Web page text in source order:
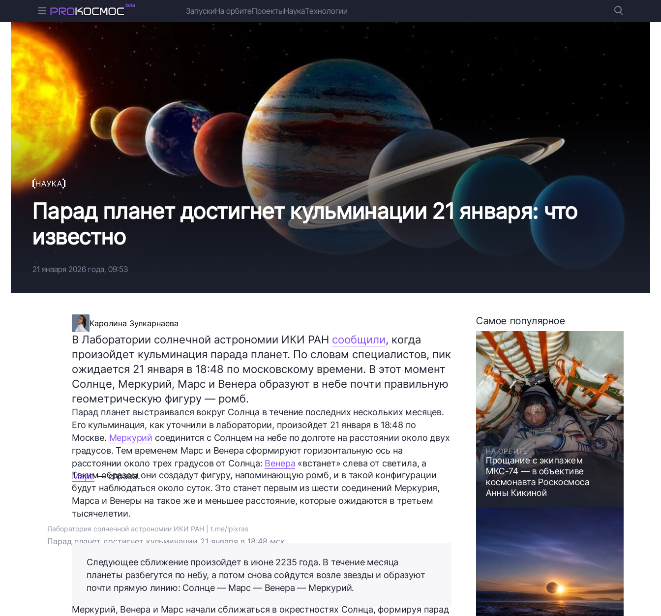
ЗапускиНа орбитеПроектыНаукаТехнологии
НАУКА
Парад планет достигнет кульминации 21 января: что
известно
21 января 2026 года, 09:53
Каролина Зулкарнаева
В Лаборатории солнечной астрономии ИКИ РАН сообщили, когда
произойдет кульминация парада планет. По словам специалистов, пик
ожидается 21 января в 18:48 по московскому времени. В этот момент
Солнце, Меркурий, Марс и Венера образуют в небе почти правильную
геометрическую фигуру — ромб.
Парад планет выстраивался вокруг Солнца в течение последних нескольких месяцев.
Его кульминация, как уточнили в лаборатории, произойдет 21 января в 18:48 по
Москве. Меркурий соединится с Солнцем на небе по долготе на расстоянии около двух
градусов. Тем временем Марс и Венера сформируют горизонтальную ось на
расстоянии около трех градусов от Солнца: Венера «встанет» слева от светила, а
Марс— справа.
Таким образом они создадут фигуру, напоминающую ромб, и в такой конфигурации
будут наблюдаться около суток. Это станет первым из шести соединений Меркурия,
Марса и Венеры на такое же и меньшее расстояние, которые ожидаются в третьем
тысячелетии.
Лаборатория солнечной астрономии ИКИ РАН | t.me/lpixras
Парад планет достигнет кульминации 21 января в 18:48 мск
Следующее сближение произойдет в июне 2235 года. В течение месяца
планеты разбегутся по небу, а потом снова сойдутся возле звезды и образуют
почти прямую линию: Солнце — Марс — Венера — Меркурий.
Меркурий, Венера и Марс начали сближаться в окрестностях Солнца, формируя парад
Самое популярное
НА ОРБИТЕ
Прощание с экипажем
МКС-74 — в объективе
космонавта Роскосмоса
Анны Кикиной